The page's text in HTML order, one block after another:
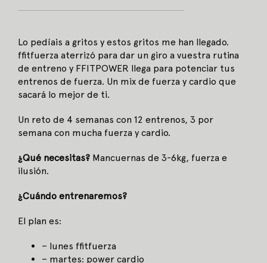
Lo pedíais a gritos y estos gritos me han llegado.
ffitfuerza aterrizó para dar un giro a vuestra rutina
de entreno y FFITPOWER llega para potenciar tus
entrenos de fuerza. Un mix de fuerza y cardio que
sacará lo mejor de ti.
Un reto de 4 semanas con 12 entrenos, 3 por
semana con mucha fuerza y cardio.
¿Qué necesitas? Mancuernas de 3-6kg, fuerza e
ilusión.
¿Cuándo entrenaremos?
El plan es:
– lunes ffitfuerza
– martes: power cardio